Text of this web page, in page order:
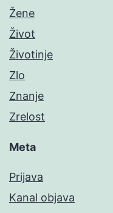
Žene
Život
Životinje
Zlo
Znanje
Zrelost
Meta
Prijava
Kanal objava